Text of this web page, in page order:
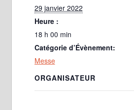
29 janvier 2022
Heure :
18 h 00 min
Catégorie d’Évènement:
Messe
ORGANISATEUR